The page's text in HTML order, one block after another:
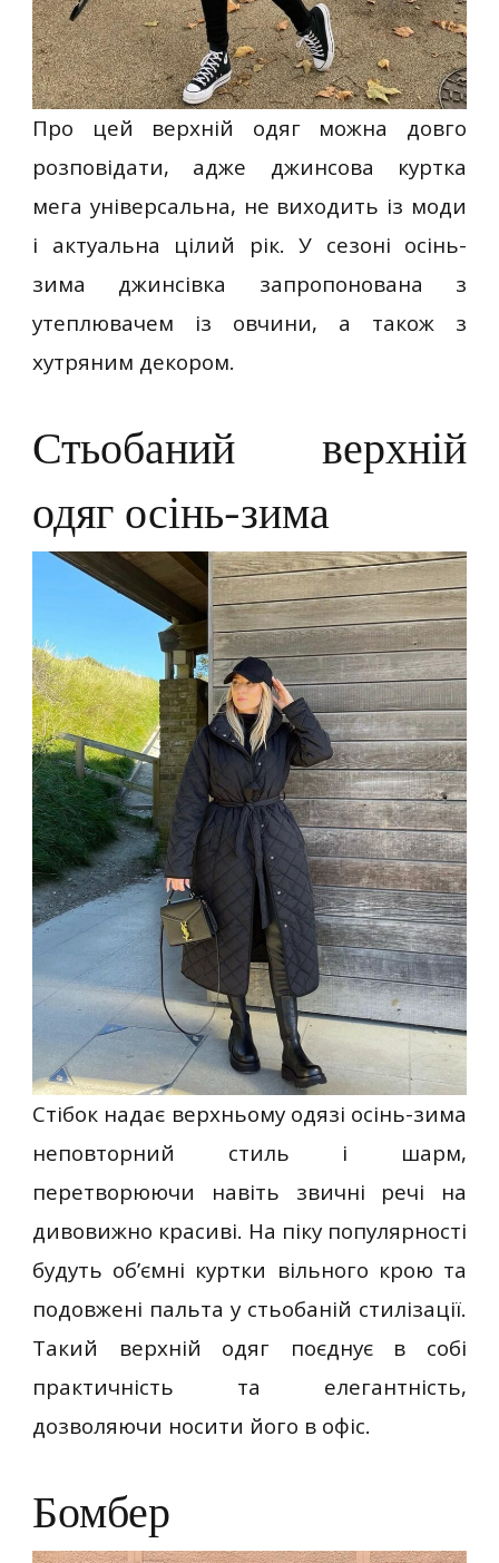
Про цей верхній одяг можна довго
розповідати, адже джинсова куртка
мега універсальна, не виходить із моди
і актуальна цілий рік. У сезоні осінь-
зима джинсівка запропонована з
утеплювачем із овчини, а також з
хутряним декором.
Стьобаний верхній
одяг осінь-зима
Стібок надає верхньому одязі осінь-зима
неповторний стиль і шарм,
перетворюючи навіть звичні речі на
дивовижно красиві. На піку популярності
будуть об’ємні куртки вільного крою та
подовжені пальта у стьобаній стилізації.
Такий верхній одяг поєднує в собі
практичність та елегантність,
дозволяючи носити його в офіс.
Бомбер